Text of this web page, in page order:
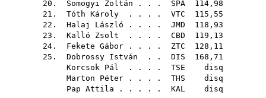
20. Somogyi Zoltán . . . SPA 114,98
21. Tóth Károly . . . . VTC 115,55
22. Halaj László . . . . JMD 118,93
23. Kalló Zsolt . . . . CBD 119,13
24. Fekete Gábor . . . . ZTC 128,11
25. Dobrossy István . . DIS 168,71
Korcsok Pál . . . . TSE disq
Marton Péter . . . . THS disq
Pap Attila . . . . . KAL disq